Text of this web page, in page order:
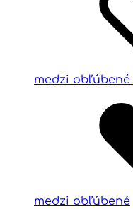
medzi obľúbené
medzi obľúbené